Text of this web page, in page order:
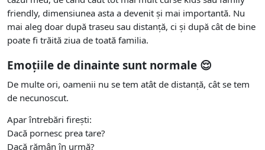
friendly, dimensiunea asta a devenit și mai importantă. Nu
mai aleg doar după traseu sau distanță, ci și după cât de bine
poate fi trăită ziua de toată familia.
Emoțiile de dinainte sunt normale 😌
De multe ori, oamenii nu se tem atât de distanță, cât se tem
de necunoscut.
Apar întrebări firești:
Dacă pornesc prea tare?
Dacă rămân în urmă?